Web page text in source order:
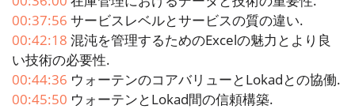
00:37:56 サービスレベルとサービスの質の違い.
00:42:18 混沌を管理するためのExcelの魅力とより良
い技術の必要性.
00:44:36 ウォーテンのコアバリューとLokadとの協働.
00:45:50 ウォーテンとLokad間の信頼構築.